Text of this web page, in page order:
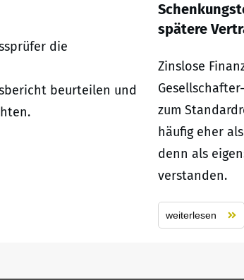
die
beurteilen und
spätere
Zinslose
zum
häufig eher
denn als
verstanden.
weiterlesen